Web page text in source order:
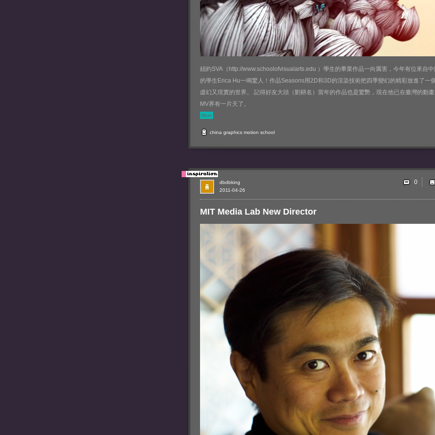
紐約SVA（http://www.schoolofvisualarts.edu ）學生的畢業作品一向厲害，今年有位來自中
的學生Erica Hu一鳴驚人！作品Seasons用2D和3D的渲染技術把四季變幻的精彩放進了一
虛幻又現實的世界。 記得好友大頭（劉耕名）當年的作品也是驚艷，現在他已在臺灣的動畫
MV界有一片天了。
More
china graphics motion school
MIT Media Lab New Director
2011-04-26
dbdbking 0